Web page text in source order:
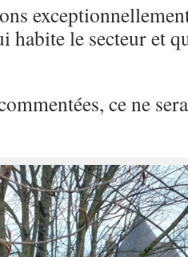
habite le secteur et
ce ne